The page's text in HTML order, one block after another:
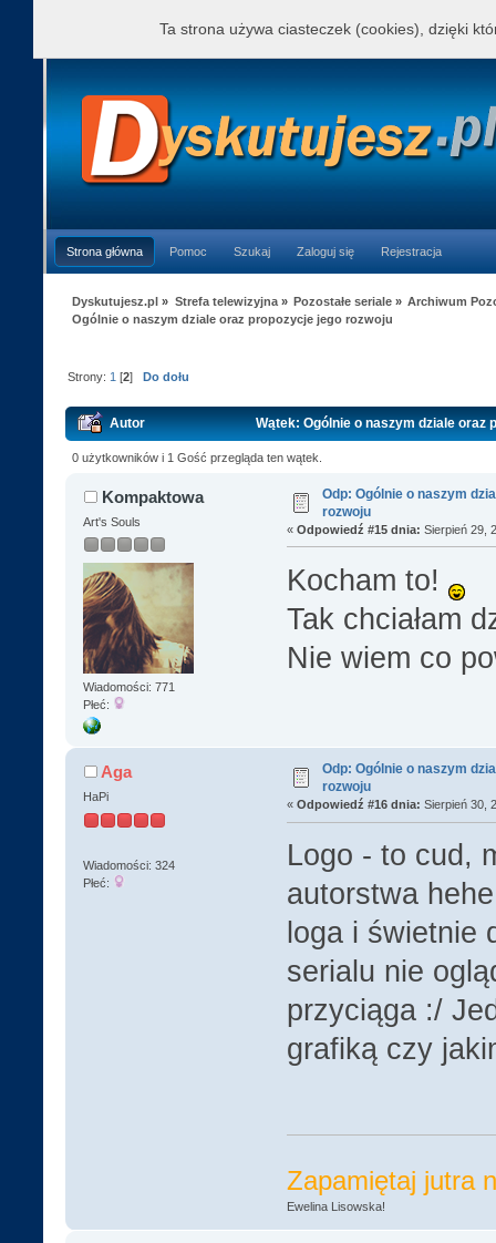
Strona główna Pomoc Szukaj Zaloguj się Rejestracja
Dyskutujesz.pl » Strefa telewizyjna» Pozostałe seriale » Archiwum
Ogólnie o naszym dziale oraz propozycje jego rozwoju
Strony: 1 [2]Do dołu
Autor Wątek: Ogólnie o naszym dziale oraz
0 użytkowników i 1 Gość przegląda ten wątek.
Kompaktowa
Art's Souls
Wiadomości: 771
Płeć:
Odp: Ogólnie o naszym
rozwoju
« Odpowiedź #15 dnia: Sierpień 29,
Kocham to!
Tak chciałam
Nie wiem co
Aga
HaPi
Wiadomości: 324
Płeć:
Odp: Ogólnie o naszym
rozwoju
« Odpowiedź #16 dnia: Sierpień 30,
Logo - to cud,
autorstwa
loga i świetnie
serialu nie
przyciąga :/
grafiką czy
Zapamiętaj jutra
Ewelina Lisowska!
Ta strona używa ciasteczek (cookies), dzięki